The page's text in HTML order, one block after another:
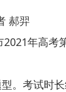
郝羿
年高考
考试时